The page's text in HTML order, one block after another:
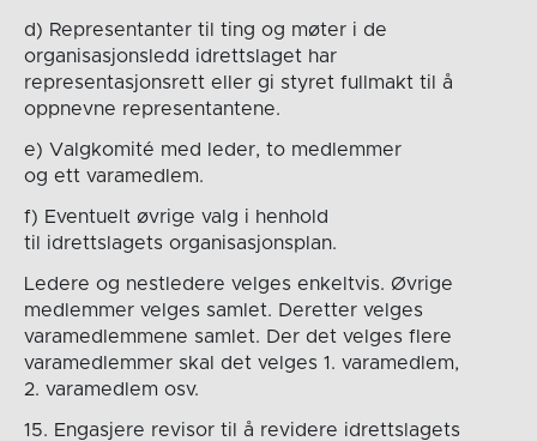
d) Representanter til ting og møter i de
organisasjonsledd idrettslaget har
representasjonsrett eller gi styret fullmakt til å
oppnevne representantene.
e) Valgkomité med leder, to medlemmer
og ett varamedlem.
f) Eventuelt øvrige valg i henhold
til idrettslagets organisasjonsplan.
Ledere og nestledere velges enkeltvis. Øvrige
medlemmer velges samlet. Deretter velges
varamedlemmene samlet. Der det velges flere
varamedlemmer skal det velges 1. varamedlem,
2. varamedlem osv.
15. Engasjere revisor til å revidere idrettslagets